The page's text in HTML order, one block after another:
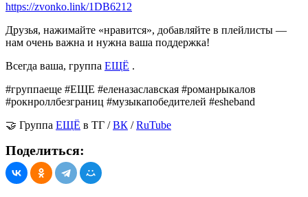
https://zvonko.link/1DB6212
Друзья, нажимайте «нравится», добавляйте в плейлисты —
нам очень важна и нужна ваша поддержка!
Всегда ваша, группа ЕЩЁ .
#группаеще #ЕЩЕ #еленазаславская #романрыкалов
#рокнроллбезграниц #музыкапобедителей #esheband
🤝 Группа ЕЩЁ в ТГ /ВК /RuTube
Поделиться: